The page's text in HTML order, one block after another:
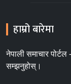
हाम्रो बारेमा
नेपाली समाचार पोर्टल
सम्झनुहोस्।